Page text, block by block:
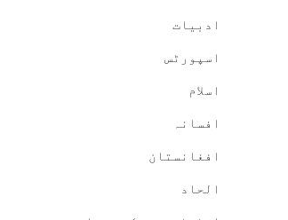
ادبیات
اسپورٹس
اسلام
افسانہ
افغانستان
الحاد